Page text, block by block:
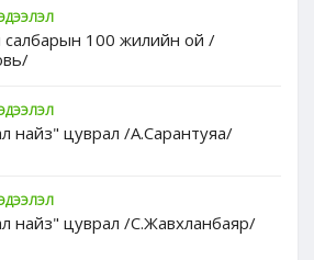
салбарын 100 жилийн ой /
найз" цуврал /А.Сарантуяа/
найз" цуврал /С.Жавхланбаяр/